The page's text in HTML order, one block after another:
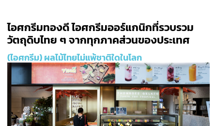
ไอศกรีมทองดี ไอศกรีมออร์แกนิกที่รวบรวม
วัตถุดิบไทย ๆ จากทุกภาคส่วนของประเทศ
(ไอศกรีม) ผลไม้ไทยไม่แพ้ชาติใดในโลก